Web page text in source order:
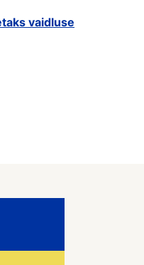
vaidluse